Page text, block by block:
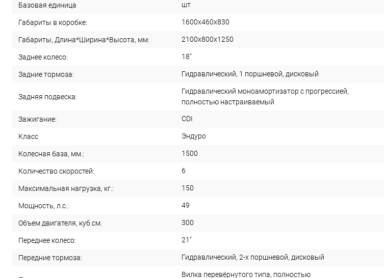
Базовая единица шт
Габариты в коробке: 1600х460х830
Габариты, Длина*Ширина*Высота, мм: 2100x800x1250
Заднее колесо: 18"
Задние тормоза: Гидравлический, 1 поршневой, дисковый
Задняя подвеска:
Гидравлический моноамортизатор с прогрессией,
полностью настраиваемый
Зажигание: CDI
Класс Эндуро
Колесная база, мм.: 1500
Количество скоростей: 6
Максимальная нагрузка, кг.: 150
Мощность, л.с.: 49
Объем двигателя, куб.см. 300
Переднее колесо: 21"
Передние тормоза: Гидравлический, 2-х поршневой, дисковый
Вилка перевёрнутого типа, полностью